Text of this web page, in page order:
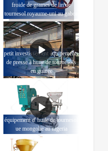
froide de graines de lin de
tournesol royaume-uni au gabon
petit investissement équipements
de presse à huile de tournesols
en guinée
équipement d' huile de tournesol
ue mongolie au nigeria